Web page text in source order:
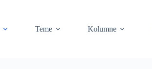
Teme Kolumne